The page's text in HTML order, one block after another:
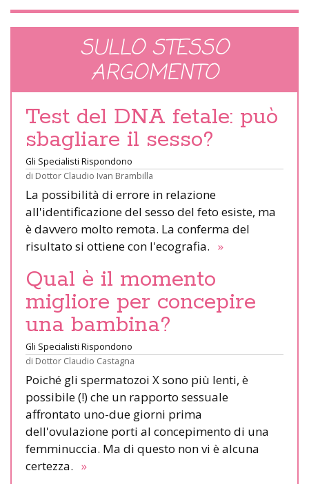
SULLO STESSO
ARGOMENTO
Test del DNA fetale: può
sbagliare il sesso?
Gli Specialisti Rispondono
di Dottor Claudio Ivan Brambilla
La possibilità di errore in relazione
all'identificazione del sesso del feto esiste, ma
è davvero molto remota. La conferma del
risultato si ottiene con l'ecografia. »
Qual è il momento
migliore per concepire
una bambina?
Gli Specialisti Rispondono
di Dottor Claudio Castagna
Poiché gli spermatozoi X sono più lenti, è
possibile (!) che un rapporto sessuale
affrontato uno-due giorni prima
dell'ovulazione porti al concepimento di una
femminuccia. Ma di questo non vi è alcuna
certezza. »